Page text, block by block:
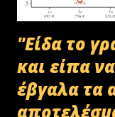
"Είδα το
και είπα
έβγαλα τα